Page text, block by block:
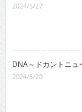
2024/5/27
DNA～ドカントニ
2024/5/20